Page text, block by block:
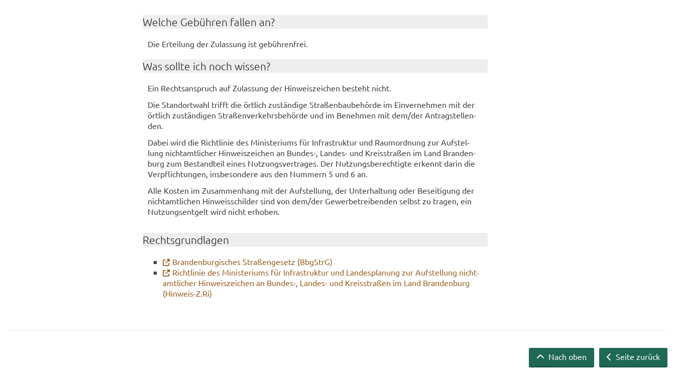
Wel­che Ge­büh­ren fal­len an?
Die Er­tei­lung der Zu­las­sung ist ge­büh­ren­frei.
Was soll­te ich noch wis­sen?
Ein Rechts­an­spruch auf Zu­las­sung der Hin­weis­zei­chen be­steht nicht.
Die Stand­ort­wahl trifft die ört­lich zu­stän­di­ge Stra­ßen­bau­be­hör­de im Ein­ver­neh­men mit der
ört­lich zu­stän­di­gen Stra­ßen­ver­kehrs­be­hör­de und im Be­neh­men mit dem/der An­trag­stel­len­
den.
Dabei wird die Richt­li­nie des Mi­nis­te­ri­ums für In­fra­struk­tur und Raum­ord­nung zur Auf­stel­
lung nicht­amt­li­cher Hin­weis­zei­chen an Bundes-​, Landes-​ und Kreis­stra­ßen im Land Bran­den­
burg zum Be­stand­teil eines Nut­zungs­ver­tra­ges. Der Nut­zungs­be­rech­tig­te er­kennt darin die
Ver­pflich­tun­gen, ins­be­son­de­re aus den Num­mern 5 und 6 an.
Alle Kos­ten im Zu­sam­men­hang mit der Auf­stel­lung, der Un­ter­hal­tung oder Be­sei­ti­gung der
nicht­amt­li­chen Hin­weis­schil­der sind von dem/der Ge­wer­be­trei­ben­den selbst zu tra­gen, ein
Nut­zungs­ent­gelt wird nicht er­ho­ben.
Rechts­grund­la­gen
Bran­den­bur­gi­sches Stra­ßen­ge­setz (Bb­gStrG)
Richt­li­nie des Mi­nis­te­ri­ums für In­fra­struk­tur und Lan­des­pla­nung zur Auf­stel­lung nicht­
amt­li­cher Hin­weis­zei­chen an Bundes-​, Landes-​ und Kreis­stra­ßen im Land Bran­den­burg
(Hinweis-​Z.Ri)
Seite zurück
Nach oben